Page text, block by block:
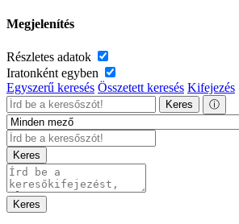
Megjelenítés
Részletes adatok
Iratonként egyben
Egyszerű keresés Összetett keresés Kifejezés
Keres ⓘ
Keres
Keres